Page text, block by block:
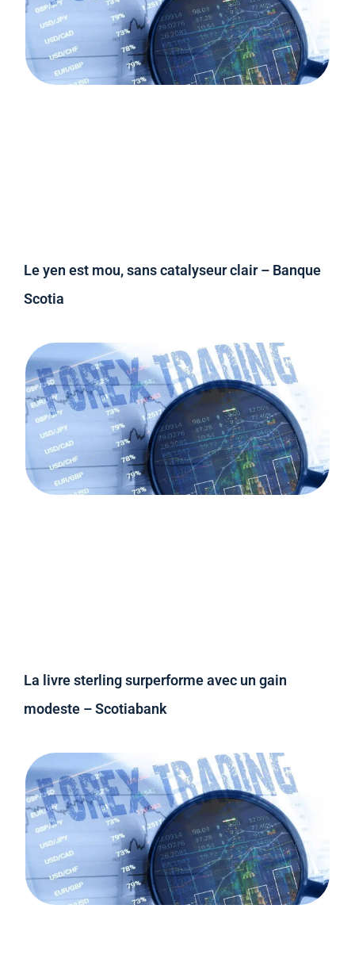
Le yen est mou, sans catalyseur clair – Banque
Scotia
La livre sterling surperforme avec un gain
modeste – Scotiabank